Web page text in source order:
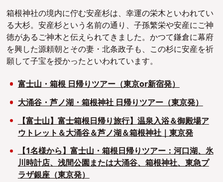
箱根神社の境内に佇む安産杉は、幸運の栄木といわれてい
る大杉。安産杉という名前の通り、子孫繁栄や安産にご神
徳があるご神木と伝えられてきました。かつて鎌倉に幕府
を興した源頼朝とその妻・北条政子も、この杉に安産を祈
願して子宝を授かったといわれています。
富士山・箱根 日帰りツアー（東京or新宿発）
大涌谷・芦ノ湖・箱根神社 日帰りツアー（東京発）
【富士山】富士箱根日帰り旅行】温泉入浴＆御殿場ア
ウトレット＆大涌谷＆芦ノ湖＆箱根神社｜東京発
【1名様から】富士山・箱根日帰りツアー：河口湖、氷
川時計店、浅間公園または大涌谷、箱根神社、東急プ
ラザ銀座（東京発）